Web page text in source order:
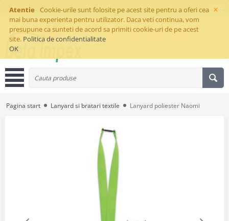
×
Atentie
Cookie-urile sunt folosite pe acest site pentru a oferi cea
mai buna experienta pentru utilizator. Daca veti continua, vom
presupune ca sunteti de acord sa primiti cookie-uri de pe acest
site. Politica de confidentialitate
OK
Pagina start Lanyard si bratari textile Lanyard poliester Naomi